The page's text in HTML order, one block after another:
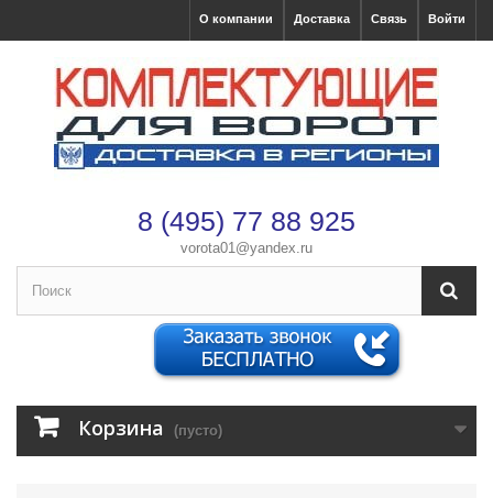
Войти
Связь
Доставка
О компании
8 (495) 77 88 925
vorota01@yandex.ru
Корзина (пусто)
Оформление заказа
После оформления заказа с вами свяжется менеджер